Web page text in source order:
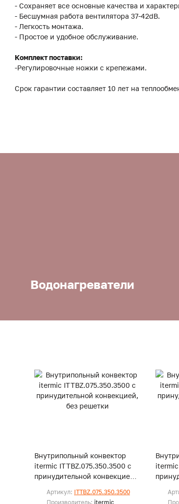
- Сохраняет все основные качества и
- Бесшумная работа вентилятора 37-42dB.
- Легкость монтажа.
- Простое и удобное обслуживание.
Комплект поставки:
-Регулировочные ножки с крепежами.
Срок гарантии составляет 10 лет на
Водонагреватели
Внутрипольный конвектор
itermic ITTBZ.075.350.3500 с
принудительной конвекцией,
Артикул: ITTBZ.075.350.3500
Производитель: itermic